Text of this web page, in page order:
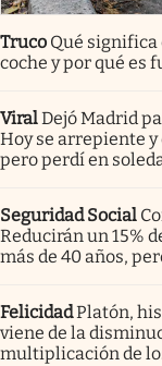
Truco Qué
coche y por qué es
ViralDejó Madrid
Hoy se arrepiente
pero perdí en
Seguridad Social
Reducirán un 15%
más de 40 años,
FelicidadPlatón,
viene de la
multiplicación de